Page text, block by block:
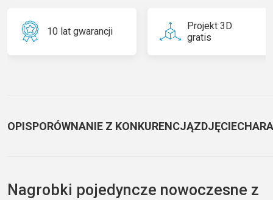
10 lat gwarancji
Projekt 3D
gratis
OPISPORÓWNANIE Z KONKURENCJĄZDJĘCIE
Nagrobki pojedyncze nowoczesne z